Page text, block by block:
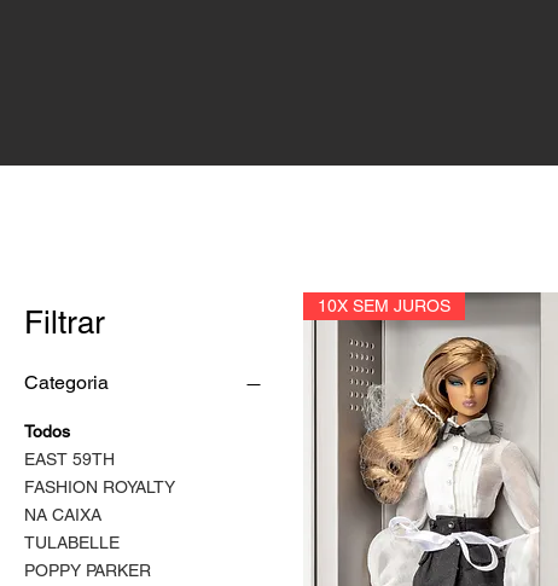
Filtrar
Categoria
Todos
EAST 59TH
FASHION ROYALTY
NA CAIXA
TULABELLE
POPPY PARKER
10X SEM JUROS